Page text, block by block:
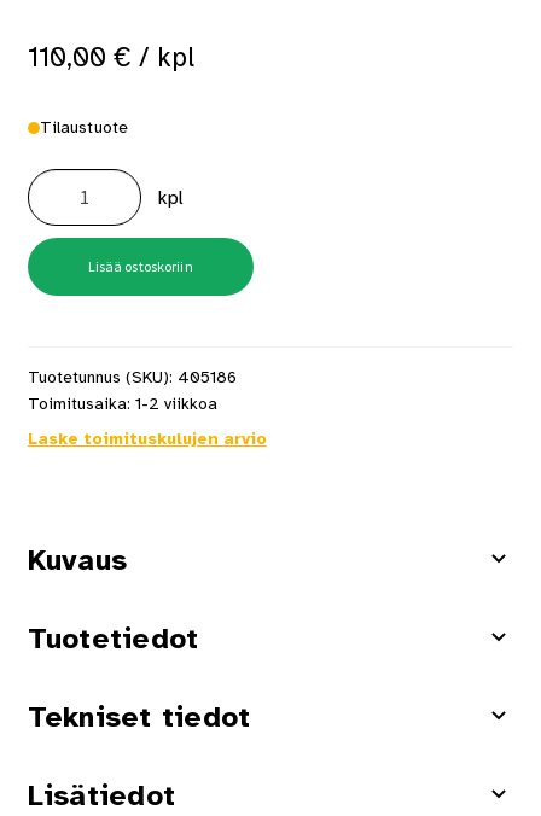
110,00 € / kpl
Tilaustuote
Mondex
Upotuskaulus
Aura
6,6/9
kW
U-
malli,
musta
määrä
kpl
Lisää ostoskoriin
Tuotetunnus (SKU): 405186
Toimitusaika: 1-2 viikkoa
Laske toimituskulujen arvio
Kuvaus
Tuotetiedot
Tekniset tiedot
Lisätiedot